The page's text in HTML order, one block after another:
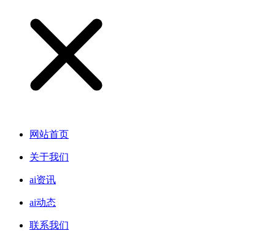
网站首页
关于我们
ai资讯
ai动态
联系我们